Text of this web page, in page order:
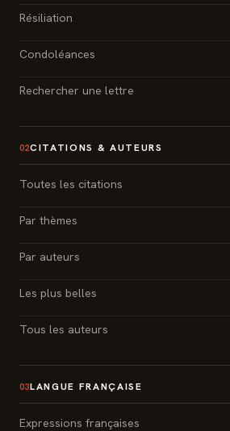
Résiliation
Condoléances
Rechercher une lettre
02CITATIONS & AUTEURS
Toutes les citations
Par thèmes
Par auteurs
Les plus belles
Tous les auteurs
03LANGUE FRANÇAISE
Expressions françaises